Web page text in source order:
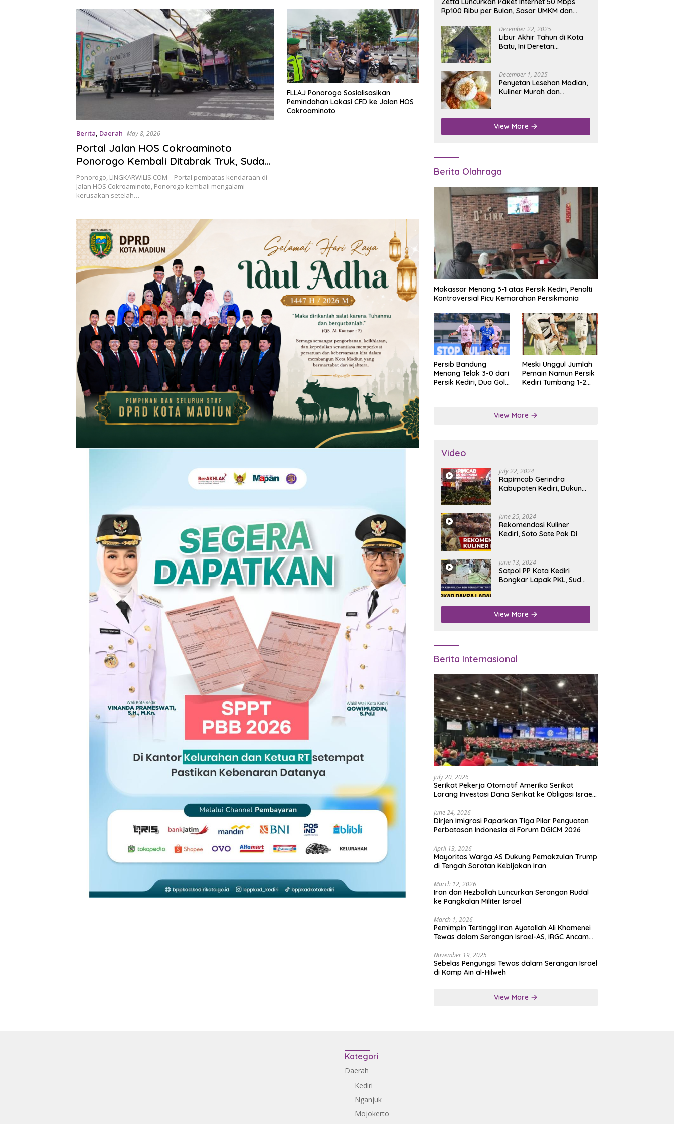
Berita, Daerah May 8, 2026
Portal Jalan HOS Cokroaminoto
Ponorogo Kembali Ditabrak Truk, Sudah
Tiga Kali Rusak dalam Sebulan
Ponorogo, LINGKARWILIS.COM – Portal pembatas kendaraan di
Jalan HOS Cokroaminoto, Ponorogo kembali mengalami
kerusakan setelah…
FLLAJ Ponorogo Sosialisasikan
Pemindahan Lokasi CFD ke Jalan HOS
Cokroaminoto
Rp100 Ribu per Bulan, Sasar UMKM dan
December 22, 2025
Libur Akhir Tahun di Kota
Batu, Ini Deretan
December 1, 2025
Penyetan Lesehan Modian,
Kuliner Murah dan
Nganjuk
View More
Berita Olahraga
Makassar Menang 3-1 atas Persik Kediri, Penalti
Kontroversial Picu Kemarahan Persikmania
Persib Bandung
Menang Telak 3-0 dari
Persik Kediri, Dua Gol
Meski Unggul Jumlah
Pemain Namun Persik
Kediri Tumbang 1-2
View More
Video
July 22, 2024
Rapimcab Gerindra
Kabupaten Kediri, Dukung
June 25, 2024
Rekomendasi Kuliner
Kediri, Soto Sate Pak Di
June 13, 2024
Satpol PP Kota Kediri
Bongkar Lapak PKL, Sudah
View More
Berita Internasional
July 20, 2026
Serikat Pekerja Otomotif Amerika Serikat
Larang Investasi Dana Serikat ke Obligasi Israel,
June 24, 2026
Dirjen Imigrasi Paparkan Tiga Pilar Penguatan
Perbatasan Indonesia di Forum DGICM 2026
April 13, 2026
Mayoritas Warga AS Dukung Pemakzulan Trump
di Tengah Sorotan Kebijakan Iran
March 12, 2026
Iran dan Hezbollah Luncurkan Serangan Rudal
ke Pangkalan Militer Israel
March 1, 2026
Pemimpin Tertinggi Iran Ayatollah Ali Khamenei
Tewas dalam Serangan Israel-AS, IRGC Ancam
November 19, 2025
Sebelas Pengungsi Tewas dalam Serangan Israel
di Kamp Ain al-Hilweh
View More
Kategori
Daerah
Kediri
Nganjuk
Mojokerto